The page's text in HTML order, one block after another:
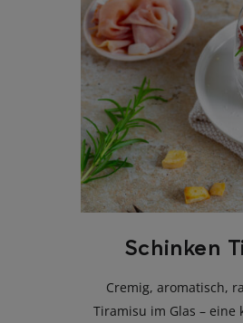
Schinken
Cremig, aromatisch,
Tiramisu im Glas – eine